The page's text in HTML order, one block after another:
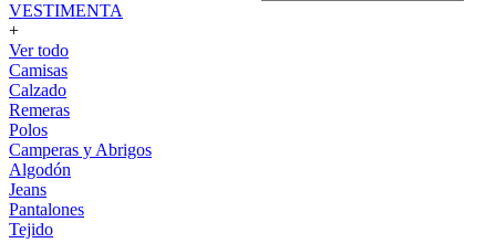
VESTIMENTA
+
Ver todo
Camisas
Calzado
Remeras
Polos
Camperas y Abrigos
Algodón
Jeans
Pantalones
Tejido